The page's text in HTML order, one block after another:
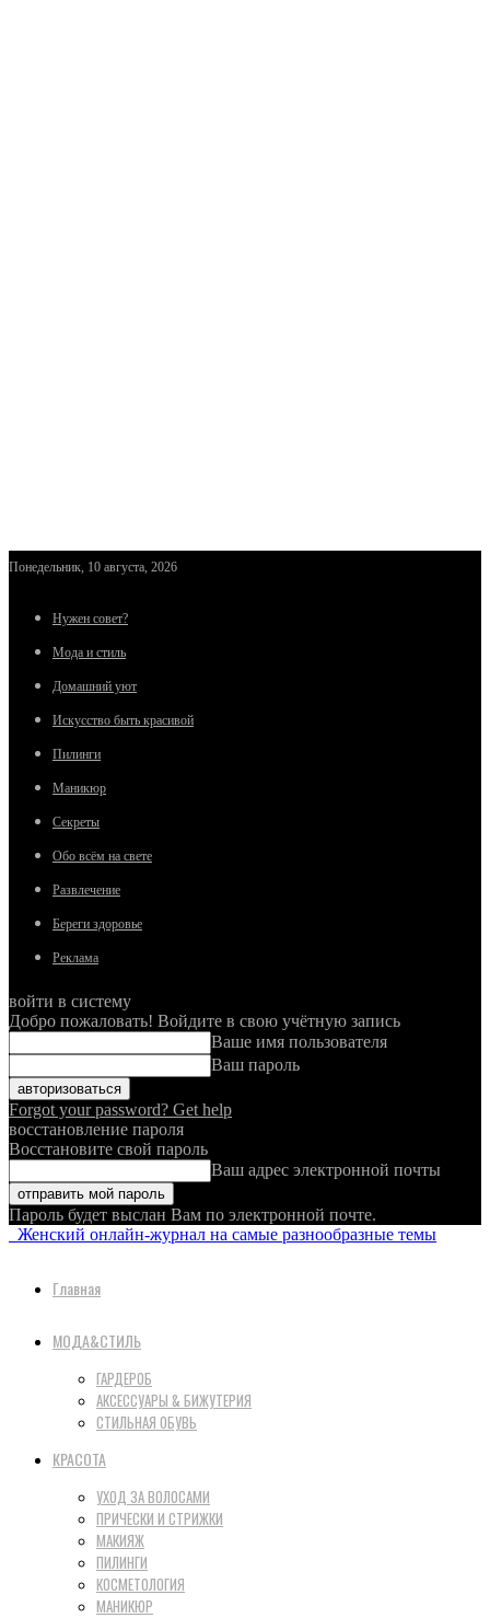
Понедельник, 10 августа, 2026
Нужен совет?
Мода и стиль
Домашний уют
Искусство быть красивой
Пилинги
Маникюр
Секреты
Обо всём на свете
Развлечение
Береги здоровье
Реклама
войти в систему
Добро пожаловать! Войдите в свою учётную запись
Ваше имя пользователя
Ваш пароль
Forgot your password? Get help
восстановление пароля
Восстановите свой пароль
Ваш адрес электронной почты
Пароль будет выслан Вам по электронной почте.
Женский онлайн-журнал на самые разнообразные темы
Главная
МОДА&СТИЛЬ
ГАРДЕРОБ
АКСЕССУАРЫ & БИЖУТЕРИЯ
СТИЛЬНАЯ ОБУВЬ
КРАСОТА
УХОД ЗА ВОЛОСАМИ
ПРИЧЕСКИ И СТРИЖКИ
МАКИЯЖ
ПИЛИНГИ
КОСМЕТОЛОГИЯ
МАНИКЮР